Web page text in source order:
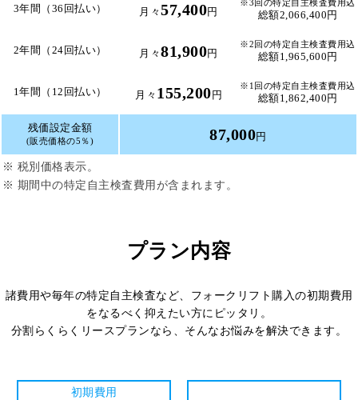
3年間（36回払い） 月々57,400円
※3回の特定自主検査費用込
総額2,066,400円
2年間（24回払い） 月々81,900円
※2回の特定自主検査費用込
総額1,965,600円
1年間（12回払い） 月々 155,200 円
※1回の特定自主検査費用込
総額1,862,400円
残価設定金額
(販売価格の5％) 87,000円
※ 税別価格表示。
※ 期間中の特定自主検査費用が含まれます。
プラン内容
諸費用や毎年の特定自主検査など、フォークリフト購入の初期費用
をなるべく抑えたい方にピッタリ。
分割らくらくリースプランなら、そんなお悩みを解決できます。
初期費用